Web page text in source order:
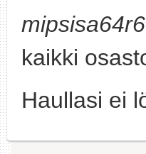
kaikki
Haullasi ei